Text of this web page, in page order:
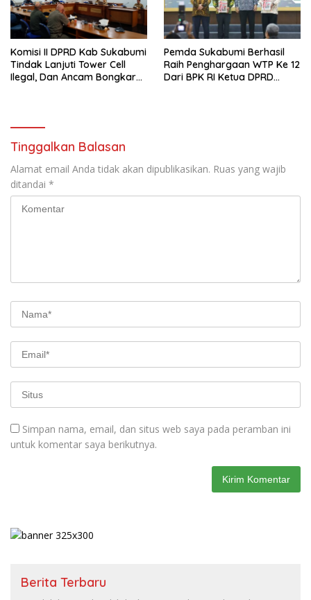
Komisi II DPRD Kab Sukabumi
Tindak Lanjuti Tower Cell
Ilegal, Dan Ancam Bongkar
Pemda Sukabumi Berhasil
Raih Penghargaan WTP Ke 12
Dari BPK RI Ketua DPRD
Tinggalkan Balasan
Alamat email Anda tidak akan dipublikasikan. Ruas yang wajib
ditandai *
Simpan nama, email, dan situs web saya pada peramban ini
untuk komentar saya berikutnya.
Berita Terbaru